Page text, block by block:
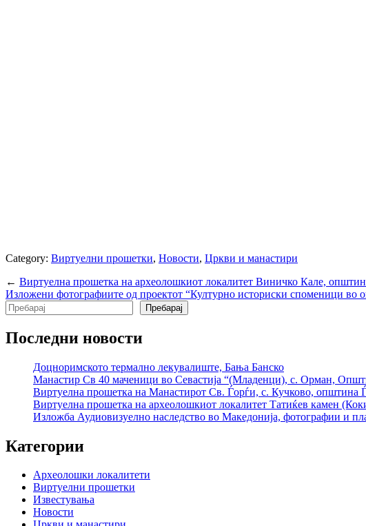
Category: Виртуелни прошетки, Новости, Цркви и манастири
← Виртуелна прошетка на археолошкиот локалитет Виничко Кале,
Изложени фотографиите од проектот “Културно историски споменици во
Search
Пребарај
Последни новости
Доцноримското термално лекувалиште, Бања Банско
Манастир Св 40 маченици во Севастија “(Младенци), с. Орман,
Виртуелна прошетка на Манастирот Св. Ѓорѓи, с. Кучково, општина
Виртуелна прошетка на археолошкиот локалитет Татиќев камен
Изложба Аудиовизуелно наследство во Македонија, фотографии и
Категории
Археолошки локалитети
Виртуелни прошетки
Известувања
Новости